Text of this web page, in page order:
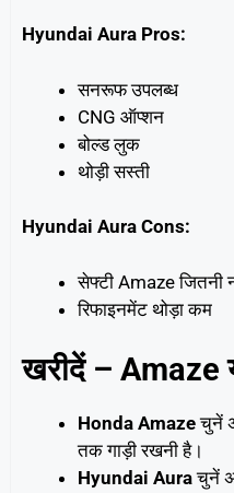
Hyundai Aura Pros:
सनरूफ उपलब्ध
CNG ऑप्शन
बोल्ड लुक
थोड़ी सस्ती
Hyundai Aura Cons:
सेफ्टी Amaze जितनी
रिफाइनमेंट थोड़ा कम
खरीदें – Amaze
Honda Amazeचुनें
तक गाड़ी रखनी है।
Hyundai Auraचुनें